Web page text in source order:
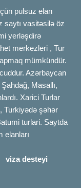
pulsuz elan
saytı vasitəsilə öz
yerləşdirə
merkezleri , Tur
mümkündür.
Azərbaycan
Masallı,
Xarici Turlar
Turkiyədə şəhər
turlari. Saytda
elanları
viza desteyi